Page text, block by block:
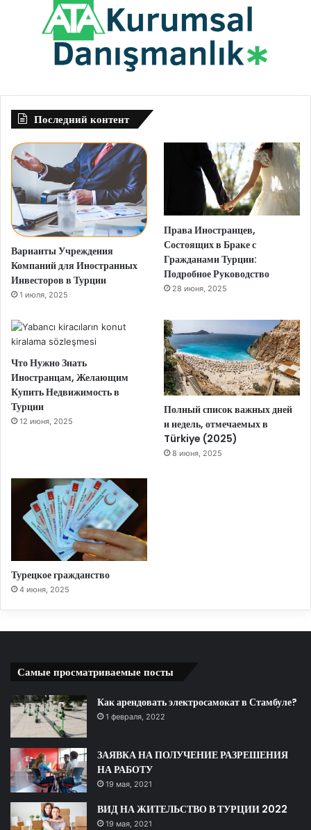
Последний контент
Варианты Учреждения
Компаний для Иностранных
Инвесторов в Турции
1 июля, 2025
Права Иностранцев,
Состоящих в Браке с
Гражданами Турции:
Подробное Руководство
28 июня, 2025
Что Нужно Знать
Иностранцам, Желающим
Купить Недвижимость в
Турции
12 июня, 2025
Полный список важных дней
и недель, отмечаемых в
Türkiye (2025)
8 июня, 2025
Турецкое гражданство
4 июня, 2025
Самые просматриваемые посты
Как арендовать электросамокат в Стамбуле?
1 февраля, 2022
ЗАЯВКА НА ПОЛУЧЕНИЕ РАЗРЕШЕНИЯ
НА РАБОТУ
19 мая, 2021
ВИД НА ЖИТЕЛЬСТВО В ТУРЦИИ 2022
19 мая, 2021